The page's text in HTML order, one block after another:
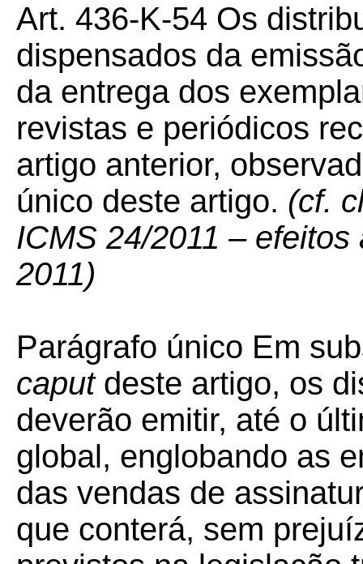
Art. 436-K-54 Os
dispensados da
da entrega dos
revistas e periódicos
artigo anterior,
único deste artigo. (cf.
ICMS 24/2011 –
2011)
Parágrafo único Em
caput deste artigo, os
deverão emitir, até o
global, englobando as
das vendas de
que conterá, sem